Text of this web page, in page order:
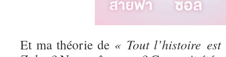
Et ma théorie de « Tout l’histoire